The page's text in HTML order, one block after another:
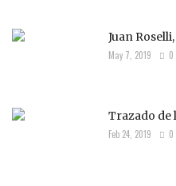
Juan
May 7, 2019 0
Trazado de
Feb 24, 2019 0